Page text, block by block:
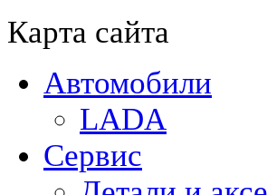
Карта сайта
Автомобили
LADA
Сервис